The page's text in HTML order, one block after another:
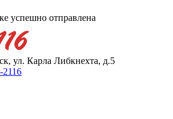
успешно отправлена
ул. Карла Либкнехта, д.5
2116